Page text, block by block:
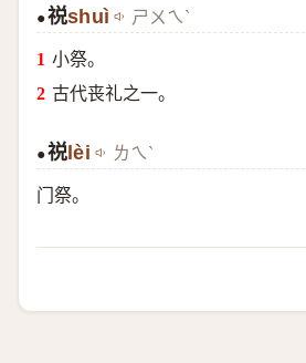
●祱shuì ㄕㄨㄟˋ
小祭。
古代丧礼之一。
●祱 lèi ㄌㄟˋ
门祭。